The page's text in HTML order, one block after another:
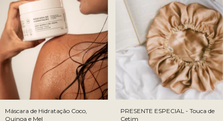
Máscara de Hidratação Coco,
Quinoa e Mel
PRESENTE ESPECIAL - Touca de
Cetim